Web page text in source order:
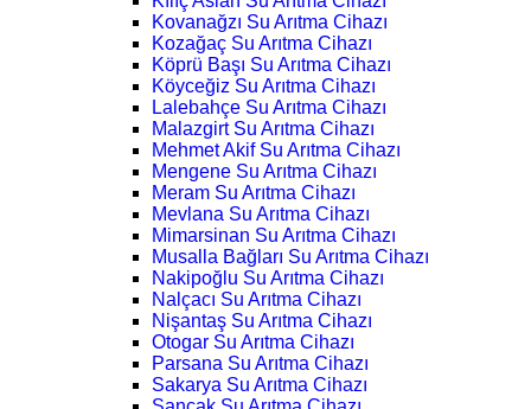
Kovanağzı Su Arıtma Cihazı
Kozağaç Su Arıtma Cihazı
Köprü Başı Su Arıtma Cihazı
Köyceğiz Su Arıtma Cihazı
Lalebahçe Su Arıtma Cihazı
Malazgirt Su Arıtma Cihazı
Mehmet Akif Su Arıtma Cihazı
Mengene Su Arıtma Cihazı
Meram Su Arıtma Cihazı
Mevlana Su Arıtma Cihazı
Mimarsinan Su Arıtma Cihazı
Musalla Bağları Su Arıtma Cihazı
Nakipoğlu Su Arıtma Cihazı
Nalçacı Su Arıtma Cihazı
Nişantaş Su Arıtma Cihazı
Otogar Su Arıtma Cihazı
Parsana Su Arıtma Cihazı
Sakarya Su Arıtma Cihazı